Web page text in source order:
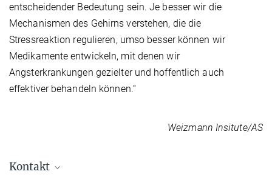
entscheidender Bedeutung sein. Je besser wir die
Mechanismen des Gehirns verstehen, die die
Stressreaktion regulieren, umso besser können wir
Medikamente entwickeln, mit denen wir
Angsterkrankungen gezielter und hoffentlich auch
effektiver behandeln können.“
Weizmann Insitute/AS
Kontakt